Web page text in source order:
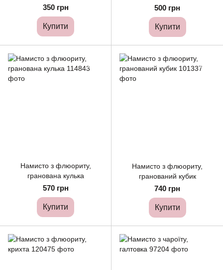
350 грн
Купити
500 грн
Купити
Намисто з флюориту,
гранована кулька
570 грн
Купити
Намисто з флюориту,
гранований кубик
740 грн
Купити